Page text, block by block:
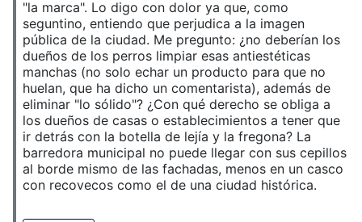
"la marca". Lo digo con dolor ya que, como
seguntino, entiendo que perjudica a la imagen
pública de la ciudad. Me pregunto: ¿no deberían los
dueños de los perros limpiar esas antiestéticas
manchas (no solo echar un producto para que no
huelan, que ha dicho un comentarista), además de
eliminar "lo sólido"? ¿Con qué derecho se obliga a
los dueños de casas o establecimientos a tener que
ir detrás con la botella de lejía y la fregona? La
barredora municipal no puede llegar con sus cepillos
al borde mismo de las fachadas, menos en un casco
con recovecos como el de una ciudad histórica.